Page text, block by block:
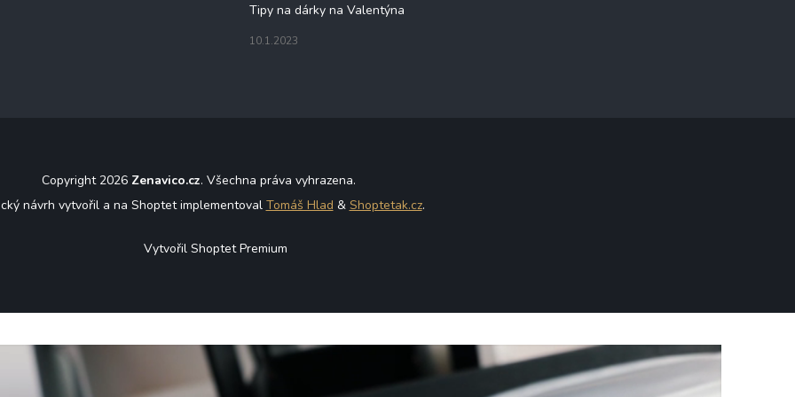
Tipy na dárky na Valentýna
10.1.2023
Copyright 2026 Zenavico.cz. Všechna práva vyhrazena.
návrh vytvořil a na Shoptet implementoval Tomáš Hlad & Shoptetak.cz.
Vytvořil Shoptet Premium